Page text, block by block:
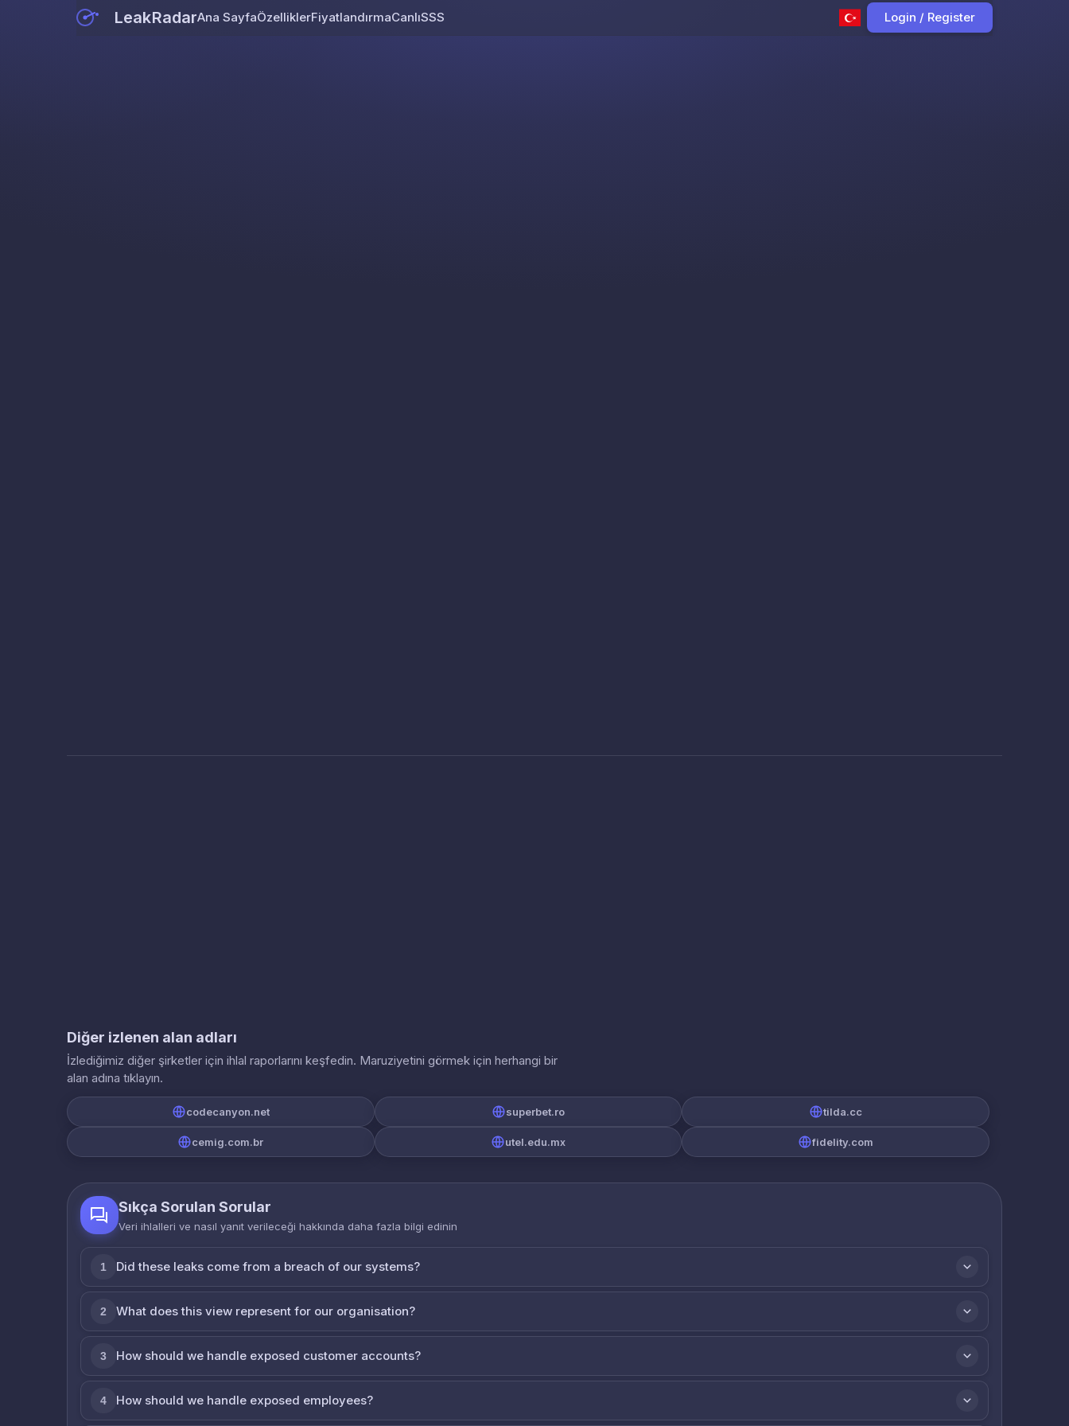
LeakRadarAna SayfaÖzelliklerFiyatlandırmaCanlıSSS Login / Register
Diğer izlenen alan adları
İzlediğimiz diğer şirketler için ihlal raporlarını keşfedin. Maruziyetini görmek için herhangi bir
alan adına tıklayın.
codecanyon.net superbet.ro tilda.cc
cemig.com.br utel.edu.mx fidelity.com
Sıkça Sorulan Sorular
Veri ihlalleri ve nasıl yanıt verileceği hakkında daha fazla bilgi edinin
1 Did these leaks come from a breach of our systems?
2 What does this view represent for our organisation?
3 How should we handle exposed customer accounts?
4 How should we handle exposed employees?